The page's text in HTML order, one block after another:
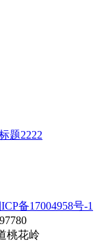
题2222
备17004958号-1
桃花岭